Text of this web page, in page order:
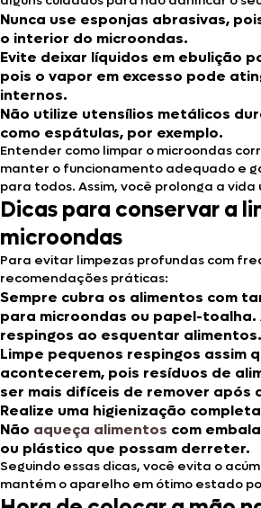
Nunca use esponjas abrasivas,
o interior do microondas.
Evite deixar líquidos em ebulição
pois o vapor em excesso pode
internos.
Não utilize utensílios metálicos
como espátulas, por exemplo.
Entender como limpar o microondas
manter o funcionamento adequado e
para todos. Assim, você prolonga a
Dicas para conservar a
microondas
Para evitar limpezas profundas com
recomendações práticas:
Sempre cubra os alimentos com
para microondas ou papel-toalha.
respingos ao esquentar alimentos.
Limpe pequenos respingos assim
acontecerem, pois resíduos de
ser mais difíceis de remover após
Realize uma higienização
Não aqueça alimentos com
ou plástico que possam derreter.
Seguindo essas dicas, você evita o
mantém o aparelho em ótimo estado